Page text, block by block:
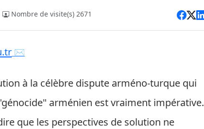
Nombre de visite(s) 2671
à la célèbre dispute arméno-turque qui
arménien est vraiment impérative.
que les perspectives de solution ne